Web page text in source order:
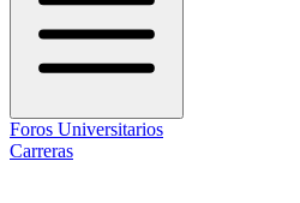
Foros Universitarios
Carreras